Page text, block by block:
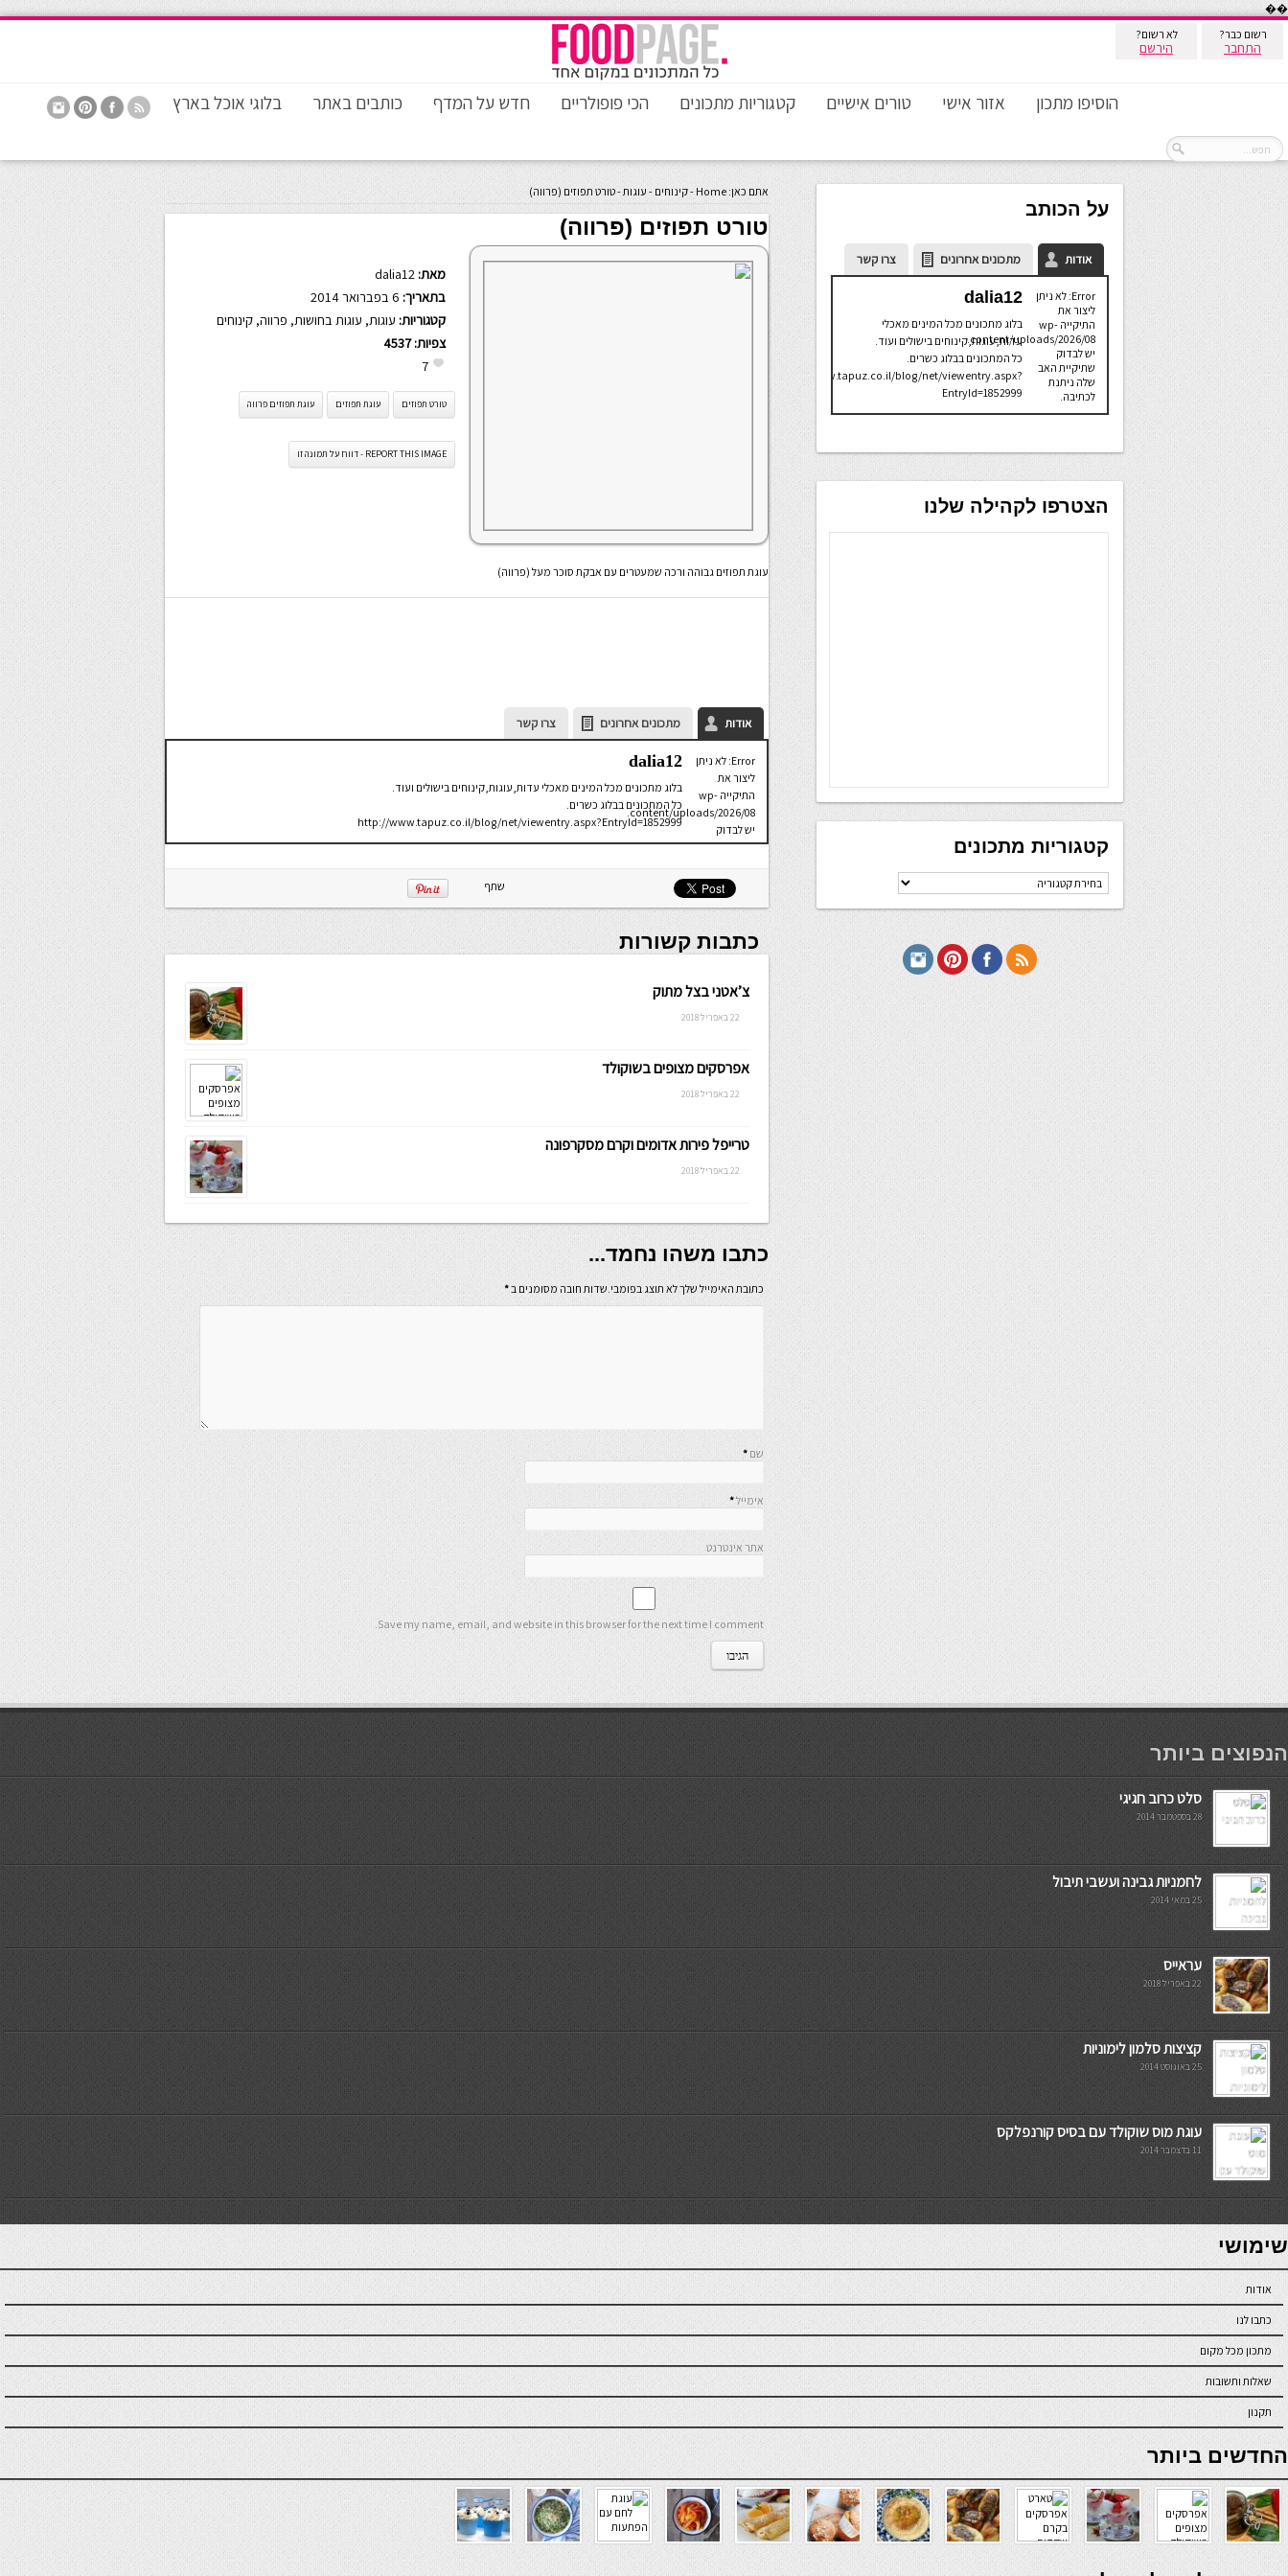
��
רשום כבר?
התחבר
לא רשום?
הירשם
הוסיפו מתכון אזור אישי טורים אישיים קטגוריות מתכונים הכי פופולריים חדש על המדף כותבים באתר בלוגי אוכל בארץ
אתם כאן: Home
-קינוחים - עוגות-טורט תפוזים (פרווה)
טורט תפוזים (פרווה)
מאת: dalia12
בתאריך:
קטגוריות: עוגות, עוגות בחושות, פרווה, קינוחים
צפיות:4537
7
טורט תפוזים עוגת תפוזים עוגת תפוזים פרווה
REPORT THIS IMAGE - דווח על תמונה זו
עוגת תפוזים גבוהה ורכה שמעטרים עם אבקת סוכר מעל (פרווה)
אודות מתכונים אחרונים צרו קשר
Error: לא ניתן
ליצור את
התיקייה wp-
content/uploads/2026/08.
יש לבדוק
שתיקיית האב
לכתיבה.
dalia12
בלוג מתכונים מכל המינים מאכלי עדות,עוגות,קינוחים בישולים ועוד.
כל המתכונים בבלוג כשרים.
http://www.tapuz.co.il/blog/net/viewentry.aspx?EntryId=1852999
שתף
כתבות קשורות
צ’אטני בצל מתוק
22 באפריל 2018
אפרסקים מצופים בשוקולד
22 באפריל 2018
טרייפל פירות אדומים וקרם מסקרפונה
22 באפריל 2018
כתבו משהו נחמד...
כתובת האימייל שלך לא תוצג בפומבי.שדות חובה מסומנים ב*
שם *
אימייל*
אתר אינטרנט
Save my name, email, and website in this browser for the next time I comment.
על הכותב
אודות מתכונים אחרונים צרו קשר
Error: לא ניתן
ליצור את
התיקייה wp-
content/uploads/2026/08.
יש לבדוק
שתיקיית האב
שלה ניתנת
לכתיבה.
dalia12
בלוג מתכונים מכל המינים מאכלי
עדות,עוגות,קינוחים בישולים ועוד.
כל המתכונים בבלוג כשרים.
http://www.tapuz.co.il/blog/net/viewentry.aspx?
EntryId=1852999
הצטרפו לקהילה שלנו
קטגוריות מתכונים
קטגוריות
מתכונים
мостбет кг
הנפוצים ביותר
סלט כרוב חגיגי
28 בספטמבר 2014
לחמניות גבינה ועשבי תיבול
25 במאי 2014
עראייס
22 באפריל 2018
קציצות סלמון לימוניות
25 באוגוסט 2014
עוגת מוס שוקולד עם בסיס קורנפלקס
11 בדצמבר 2014
7slots
seriöse online casinos österreich
שימושי
אודות
כתבו לנו
מתכון מכל מקום
שאלות ותשובות
תקנון
online casino
החדשים ביותר
verde casino